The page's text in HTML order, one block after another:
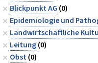
Blickpunkt AG (0)
Epidemiologie und
Landwirtschaftliche
Leitung(0)
Obst(0)